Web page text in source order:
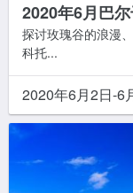
2020年6月巴
探讨玫瑰谷的浪漫
科托...
2020年6月2日-6